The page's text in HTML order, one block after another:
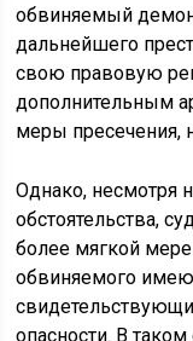
обвиняемый
дальнейшего
свою правовую
дополнительным
меры пресечения,
Однако, несмотря
обстоятельства,
более мягкой
обвиняемого
опасности. В